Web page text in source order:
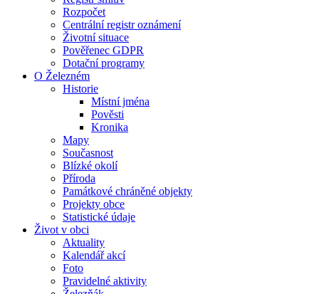
Rozpočet
Centrální registr oznámení
Životní situace
Pověřenec GDPR
Dotační programy
O Železném
Historie
Místní jména
Pověsti
Kronika
Mapy
Současnost
Blízké okolí
Příroda
Památkové chráněné objekty
Projekty obce
Statistické údaje
Život v obci
Aktuality
Kalendář akcí
Foto
Pravidelné aktivity